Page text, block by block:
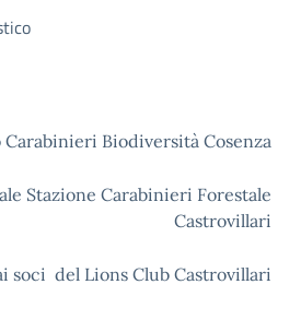
Biodiversità Cosenza
Stazione Carabinieri Forestale
Castrovillari
soci del Lions Club Castrovillari